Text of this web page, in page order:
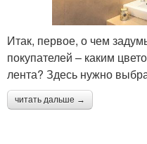
Итак, первое, о чем
покупателей – каким
лента? Здесь нужно
читать дальше →